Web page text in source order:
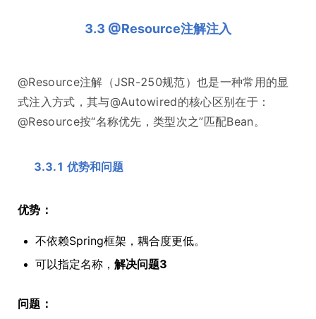
3.3 @Resource注解注入
@Resource注解（JSR-250规范）也是一种常用的显
式注入方式，其与@Autowired的核心区别在于：
@Resource按“名称优先，类型次之”匹配Bean。
3.3.1 优势和问题
优势：
不依赖Spring框架，耦合度更低。
可以指定名称， 解决问题3
问题：